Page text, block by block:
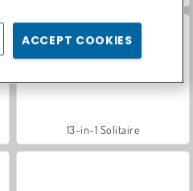
13-in-1 Solitaire
ACCEPT COOKIES